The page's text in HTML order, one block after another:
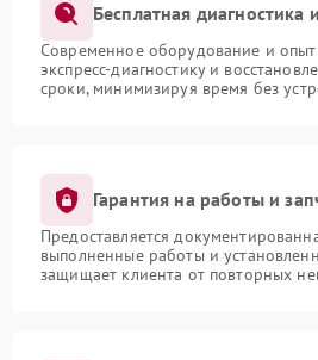
Бесплатная
Современное оборудование и опыт
экспресс-диагностику и
сроки, минимизируя время без
Гарантия на работы и
Предоставляется
выполненные работы и
защищает клиента от повторных